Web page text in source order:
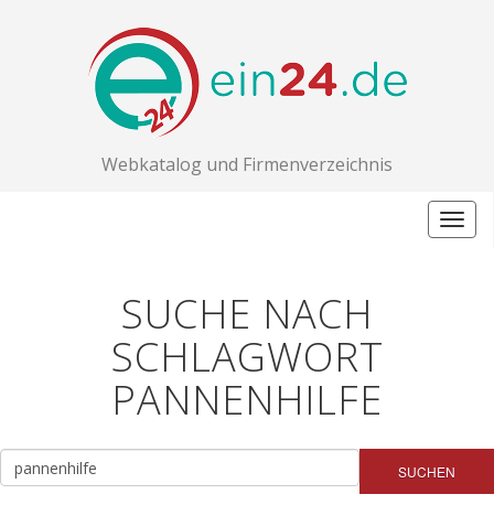
Webkatalog und Firmenverzeichnis
SUCHE NACH
SCHLAGWORT
PANNENHILFE
SUCHEN